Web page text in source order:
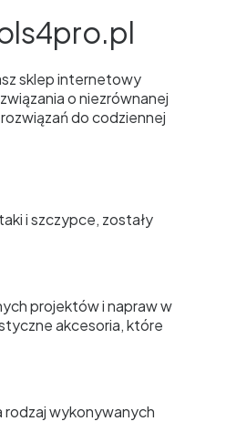
sklep internetowy
o niezrównanej
do codziennej
i szczypce, zostały
projektów i napraw w
akcesoria, które
rodzaj wykonywanych